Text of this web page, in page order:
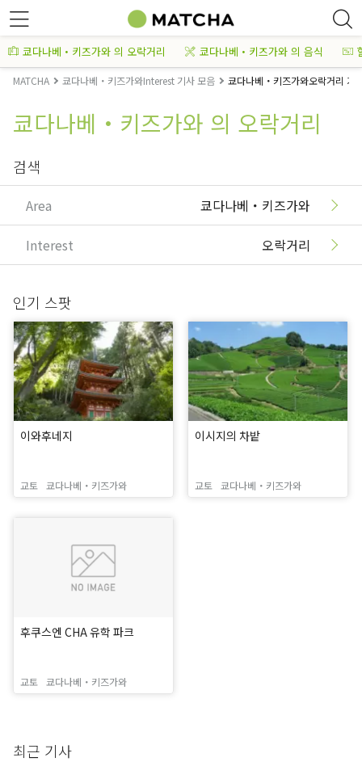
쿄다나베・키즈가와 의 오락거리 쿄다나베・키즈가와 의 음식
MATCHA 쿄다나베・키즈가와Interest 기사 모음 쿄다나베・키즈가와오락거리 기
쿄다나베・키즈가와 의 오락거리
검색
Area 쿄다나베・키즈가와
Interest 오락거리
인기 스팟
이와후네지
교토 쿄다나베・키즈가와
이시지의 차밭
교토 쿄다나베・키즈가와
후쿠스엔 CHA 유학 파크
교토 쿄다나베・키즈가와
최근 기사